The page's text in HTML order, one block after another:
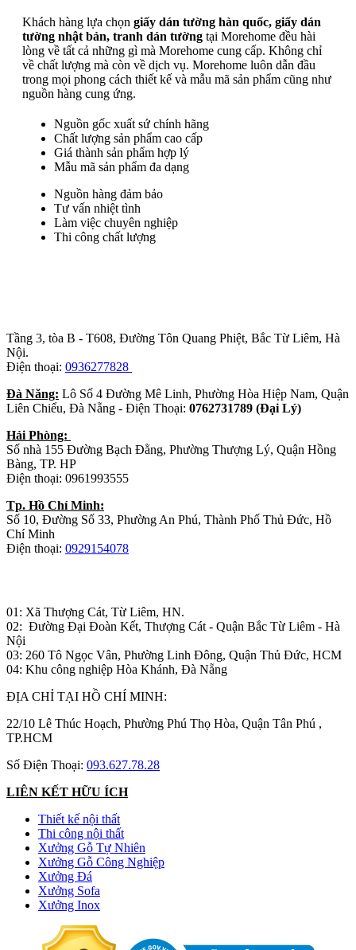
Khách hàng lựa chọn giấy dán tường hàn quốc, giấy dán
tường nhật bản, tranh dán tường tại Morehome đều hài
lòng về tất cả những gì mà Morehome cung cấp. Không chỉ
về chất lượng mà còn về dịch vụ. Morehome luôn dẫn đầu
trong mọi phong cách thiết kế và mẫu mã sản phẩm cũng như
nguồn hàng cung ứng.
Nguồn gốc xuất sứ chính hãng
Chất lượng sản phẩm cao cấp
Giá thành sản phẩm hợp lý
Mẫu mã sản phẩm đa dạng
Nguồn hàng đảm bảo
Tư vấn nhiệt tình
Làm việc chuyên nghiệp
Thi công chất lượng
Tầng 3, tòa B - T608, Đường Tôn Quang Phiệt, Bắc Từ Liêm, Hà
Nội.
Điện thoại: 0936277828
Đà Năng: Lô Số 4 Đường Mê Linh, Phường Hòa Hiệp Nam, Quận
Liên Chiểu, Đà Nẵng - Điện Thoại: 0762731789 (Đại Lý)
Hải Phòng:
Số nhà 155 Đường Bạch Đằng, Phường Thượng Lý, Quận Hồng
Bàng, TP. HP
Điện thoại: 0961993555
Tp. Hồ Chí Minh:
Số 10, Đường Số 33, Phường An Phú, Thành Phố Thủ Đức, Hồ
Chí Minh
Điện thoại: 0929154078
01: Xã Thượng Cát, Từ Liêm, HN.
02: Đường Đại Đoàn Kết, Thượng Cát - Quận Bắc Từ Liêm - Hà
Nội
03: 260 Tô Ngọc Vân, Phường Linh Đông, Quận Thủ Đức, HCM
04: Khu công nghiệp Hòa Khánh, Đà Nẵng
ĐỊA CHỈ TẠI HỒ CHÍ MINH:
22/10 Lê Thúc Hoạch, Phường Phú Thọ Hòa, Quận Tân Phú ,
TP.HCM
Số Điện Thoại: 093.627.78.28
LIÊN KẾT HỮU ÍCH
Thiết kế nội thất
Thi công nội thất
Xưởng Gỗ Tự Nhiên
Xưởng Gỗ Công Nghiệp
Xưởng Đá
Xưởng Sofa
Xưởng Inox